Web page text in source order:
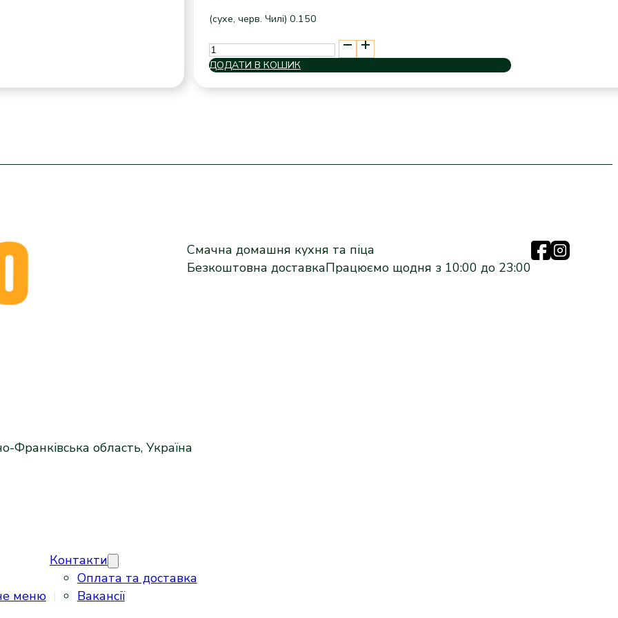
(сухе, черв. Чилі) 0.150
Casillero
del
ДОДАТИ В КОШИК
Смачна домашня кухня та піца
Безкоштовна доставкаПрацюємо щодня з 10:00 до 23:00
Франківська область, Україна
меню
Контакти
Оплата та доставка
Вакансії